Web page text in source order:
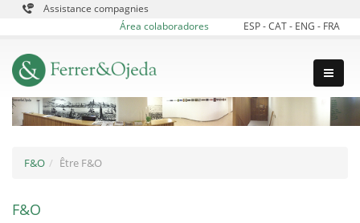
Assistance compagnies
Área colaboradores
ESP-CAT- ENG - FRA
F&O Être F&O
F&O